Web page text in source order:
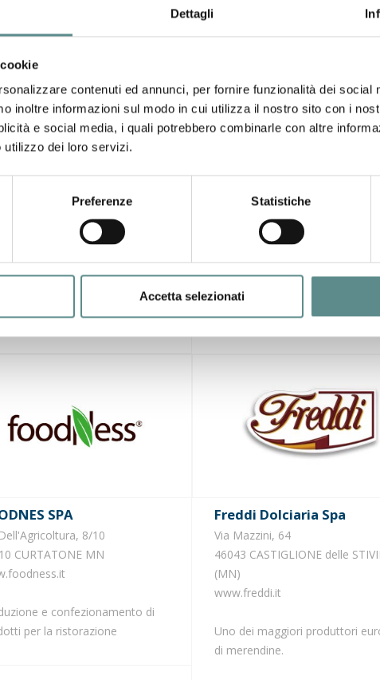
Dettagli
contenuti ed annunci, per fornire funzionalità dei social
inoltre informazioni sul modo in cui utilizza il nostro sito con i
e social media, i quali potrebbero combinarle con altre
utilizzo dei loro servizi.
Preferenze Statistiche
Accetta selezionati
Agricola
DI VERONA Soc. Coop. Agricola
Orfani di Guerra, 5/b
QUINTO VR
Cantine Virgili Luigi Srl
Via Donati, 2
46100 MANTOVA (MN)
www.cantinevirgili.com
Vini da tavola DOC e IGT.
SPA
8/10
CURTATONE MN
e confezionamento di
per la ristorazione
Freddi Dolciaria Spa
Via Mazzini, 64
46043 CASTIGLIONE delle
(MN)
www.freddi.it
Uno dei maggiori produttori
di merendine.